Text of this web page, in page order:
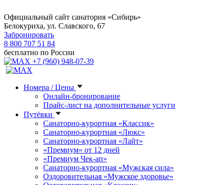
Официальный сайт санатория «Сибирь»
Белокуриха, ул. Славского, 67
Забронировать
8 800 707 51 84
бесплатно по России
+7 (960) 948-07-39
Номера / Цены
Онлайн-бронирование
Прайс-лист на дополнительные услуги
Путёвки
Санаторно-курортная «Классик»
Санаторно-курортная «Люкс»
Санаторно-курортная «Лайт»
«Премиум» от 12 дней
«Премиум Чек-ап»
Санаторно-курортная «Мужская сила»
Оздоровительная «Мужское здоровье»